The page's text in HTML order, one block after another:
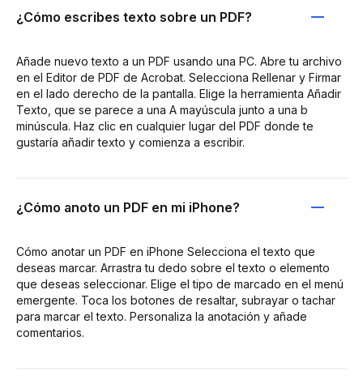
¿Cómo escribes texto sobre un PDF?
Añade nuevo texto a un PDF usando una PC. Abre tu archivo
en el Editor de PDF de Acrobat. Selecciona Rellenar y Firmar
en el lado derecho de la pantalla. Elige la herramienta Añadir
Texto, que se parece a una A mayúscula junto a una b
minúscula. Haz clic en cualquier lugar del PDF donde te
gustaría añadir texto y comienza a escribir.
¿Cómo anoto un PDF en mi iPhone?
Cómo anotar un PDF en iPhone Selecciona el texto que
deseas marcar. Arrastra tu dedo sobre el texto o elemento
que deseas seleccionar. Elige el tipo de marcado en el menú
emergente. Toca los botones de resaltar, subrayar o tachar
para marcar el texto. Personaliza la anotación y añade
comentarios.